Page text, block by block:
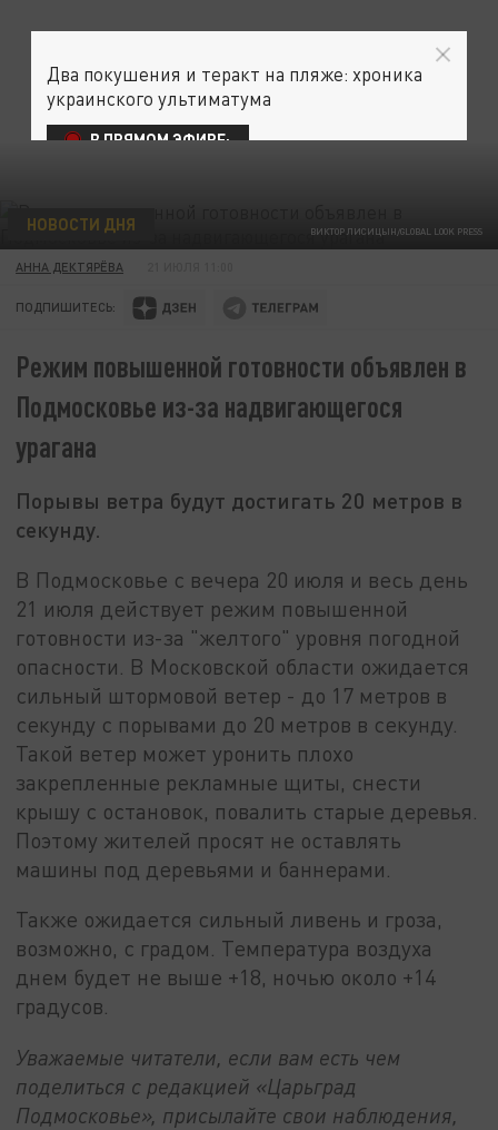
ВИКТОР ЛИСИЦЫН/GLOBAL LOOK PRESS
НОВОСТИ ДНЯ
АННА ДЕКТЯРЁВА
ПОДПИШИТЕСЬ:
Режим повышенной готовности объявлен в
Подмосковье из-за надвигающегося
урагана
Порывы ветра будут достигать 20 метров в
секунду.
В Подмосковье с вечера 20 июля и весь день
21 июля действует режим повышенной
готовности из-за "желтого" уровня погодной
опасности. В Московской области ожидается
сильный штормовой ветер - до 17 метров в
секунду с порывами до 20 метров в секунду.
Такой ветер может уронить плохо
закрепленные рекламные щиты, снести
крышу с остановок, повалить старые деревья.
Поэтому жителей просят не оставлять
машины под деревьями и баннерами.
Также ожидается сильный ливень и гроза,
возможно, с градом. Температура воздуха
днем будет не выше +18, ночью около +14
градусов.
Уважаемые читатели, если вам есть чем
поделиться с редакцией «Царьград
Подмосковье», присылайте свои наблюдения,
Два покушения и теракт на пляже: хроника
украинского ультиматума
В ПРЯМОМ ЭФИРЕ: